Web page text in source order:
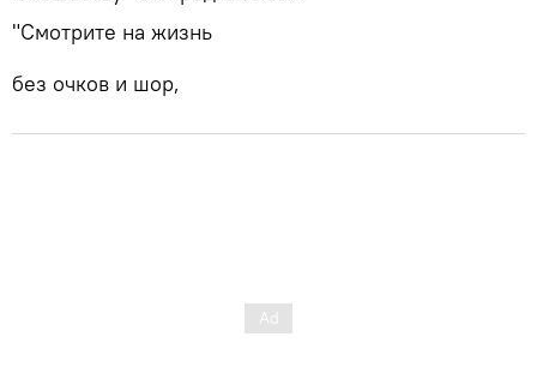
"Смотрите на жизнь
без очков и шор,